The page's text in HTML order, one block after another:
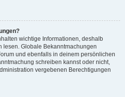
wichtige Informationen, deshalb
lesen. Globale Bekanntmachungen
und ebenfalls in deinem persönlichen
schreiben kannst oder nicht,
vergebenen Berechtigungen